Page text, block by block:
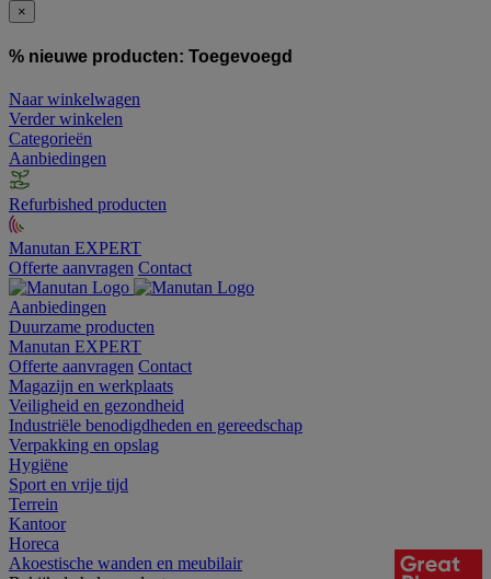
×
% nieuwe producten: Toegevoegd
Naar winkelwagen
Verder winkelen
Categorieën
Aanbiedingen
Refurbished producten
Manutan EXPERT
Offerte aanvragen Contact
Aanbiedingen
Duurzame producten
Manutan EXPERT
Offerte aanvragen Contact
Magazijn en werkplaats
Veiligheid en gezondheid
Industriële benodigdheden en gereedschap
Verpakking en opslag
Hygiëne
Sport en vrije tijd
Terrein
Kantoor
Horeca
Akoestische wanden en meubilair